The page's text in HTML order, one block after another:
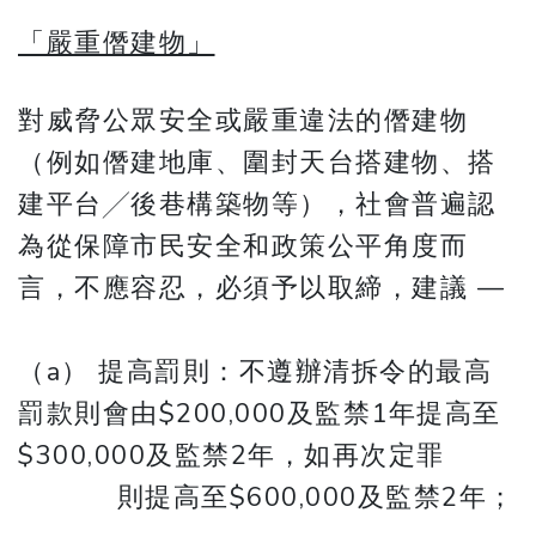
「嚴重僭建物」
對威脅公眾安全或嚴重違法的僭建物
（例如僭建地庫、圍封天台搭建物、搭
建平台╱後巷構築物等），社會普遍認
為從保障市民安全和政策公平角度而
言，不應容忍，必須予以取締，建議 —
（a） 提高罰則：不遵辦清拆令的最高
罰款則會由$200,000及監禁1年提高至
$300,000及監禁2年，如再次定罪
則提高至$600,000及監禁2年；